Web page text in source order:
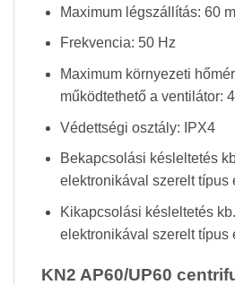
Maximum légszállítás: 60
Frekvencia: 50 Hz
Maximum környezeti
működtethető a ventilátor:
Védettségi osztály: IPX4
Bekapcsolási késleltetés
elektronikával szerelt típus
Kikapcsolási késleltetés
elektronikával szerelt típus
KN2 AP60/UP60